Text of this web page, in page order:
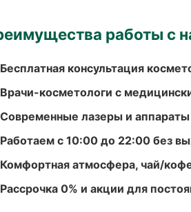
работы с
Бесплатная консультация
Врачи-косметологи с
Современные лазеры и
Работаем с 10:00 до 22:00 без
Комфортная атмосфера, чай/
Рассрочка 0% и акции для